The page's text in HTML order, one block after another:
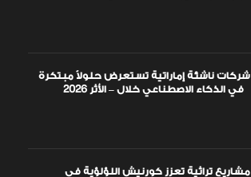
شركات ناشئة إماراتية تستعرض حلولاً مبتكرة
مشاريع تراثية تعزز كورنيش اللؤلؤية في